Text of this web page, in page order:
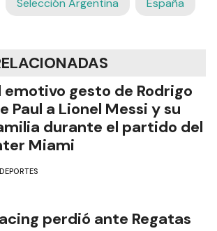
que el grupo pueda tocar ante los
Selección Argentina
emotivo gesto de Rodrigo
Paul a Lionel Messi y su
durante el partido del
DEPORTES